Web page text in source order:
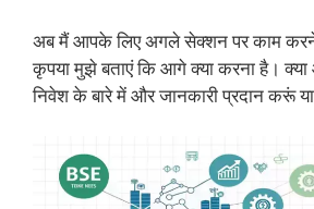
अब मैं आपके लिए अगले सेक्शन पर काम करने
कृपया मुझे बताएं कि आगे क्या करना है।
निवेश के बारे में और जानकारी प्रदान करूं